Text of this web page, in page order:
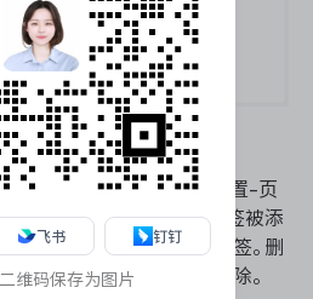
，通过标签筛选搜索结果
「配置中心-知识库管理配置-页
有标签，能够查看每个标签被添
此处新增或删除已有的标签。删
经被添加的标签也会被移除。
飞书 钉钉
维码保存为图片